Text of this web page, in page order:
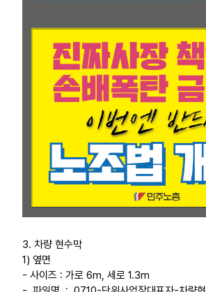
3. 차량 현수막
1) 옆면
- 사이즈 : 가로 6m, 세로 1.3m